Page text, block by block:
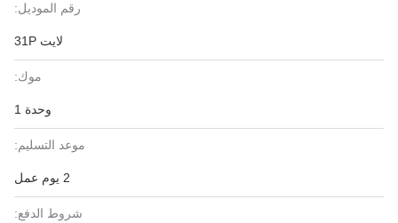
رقم الموديل:
لايت 31P
موك:
وحدة 1
موعد التسليم:
شروط الدفع: